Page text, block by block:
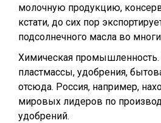
молочную продукцию,
кстати, до сих пор
подсолнечного масла во
Химическая промышленность.
пластмассы, удобрения,
отсюда. Россия, например,
мировых лидеров по
удобрений.